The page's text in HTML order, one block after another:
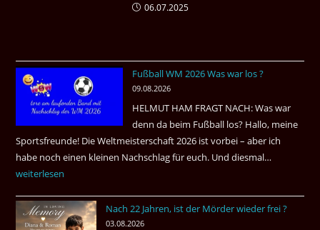
06.07.2025
Fußball WM 2026 Was war los ?
09.08.2026
HELMUT HAM FRAGT NACH: Was war
denn da beim Fußball los? Hallo, meine
Sportsfreunde! Die Weltmeisterschaft 2026 ist vorbei – aber ich
habe noch einen kleinen Nachschlag für euch. Und diesmal…
2026
Was
weiterlesen
Nach 22 Jahren, ist der Mörder wieder frei ?
03.08.2026